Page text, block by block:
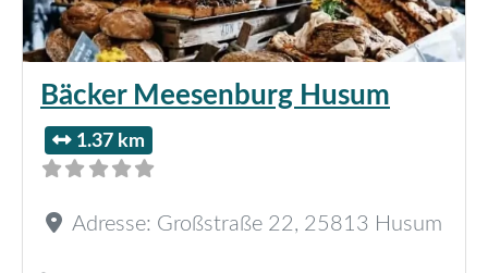
Bäcker Meesenburg Husum
1.37 km
Adresse: Großstraße 22, 25813 Husum